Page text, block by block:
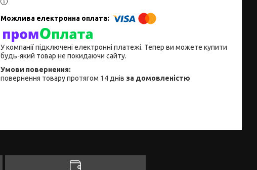
У компанії підключені електронні платежі. Тепер ви можете купити
будь-який товар не покидаючи сайту.
повернення товару протягом 14 днів за домовленістю